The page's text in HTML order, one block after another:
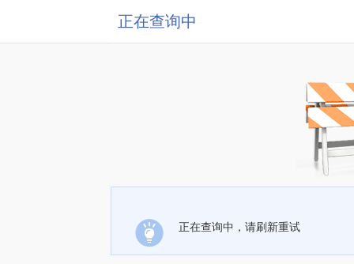
正在查询中
正在查询中，请刷新重试